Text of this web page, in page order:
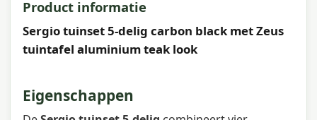
Product informatie
Sergio tuinset 5-delig carbon black met Zeus
tuintafel aluminium teak look
Eigenschappen